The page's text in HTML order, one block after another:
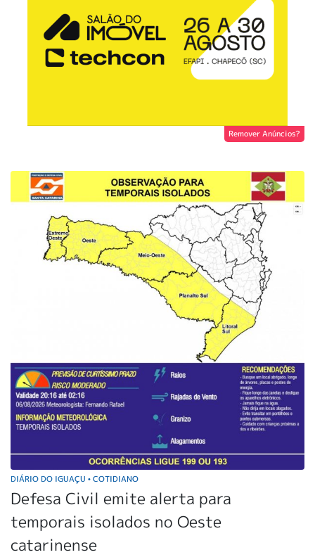
Remover Anúncios?
DIÁRIO DO IGUAÇU • COTIDIANO
Defesa Civil emite alerta para
temporais isolados no Oeste
catarinense